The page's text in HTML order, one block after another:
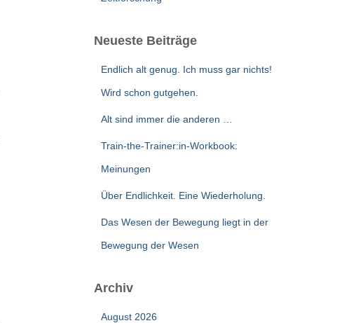
Neueste Beiträge
Endlich alt genug. Ich muss gar nichts!
Wird schon gutgehen.
Alt sind immer die anderen …
Train-the-Trainer:in-Workbook:
Meinungen
Über Endlichkeit. Eine Wiederholung.
Das Wesen der Bewegung liegt in der
Bewegung der Wesen
Archiv
August 2026